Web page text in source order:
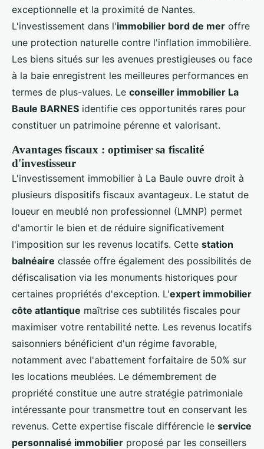
exceptionnelle et la proximité de Nantes.
L'investissement dans l'immobilier bord de mer offre
une protection naturelle contre l'inflation immobilière.
Les biens situés sur les avenues prestigieuses ou face
à la baie enregistrent les meilleures performances en
termes de plus-values. Le conseiller immobilier La
Baule BARNES identifie ces opportunités rares pour
constituer un patrimoine pérenne et valorisant.
Avantages fiscaux : optimiser sa fiscalité
d'investisseur
L'investissement immobilier à La Baule ouvre droit à
plusieurs dispositifs fiscaux avantageux. Le statut de
loueur en meublé non professionnel (LMNP) permet
d'amortir le bien et de réduire significativement
l'imposition sur les revenus locatifs. Cette station
balnéaire classée offre également des possibilités de
défiscalisation via les monuments historiques pour
certaines propriétés d'exception. L'expert immobilier
côte atlantique maîtrise ces subtilités fiscales pour
maximiser votre rentabilité nette. Les revenus locatifs
saisonniers bénéficient d'un régime favorable,
notamment avec l'abattement forfaitaire de 50% sur
les locations meublées. Le démembrement de
propriété constitue une autre stratégie patrimoniale
intéressante pour transmettre tout en conservant les
revenus. Cette expertise fiscale différencie le service
personnalisé immobilier proposé par les conseillers